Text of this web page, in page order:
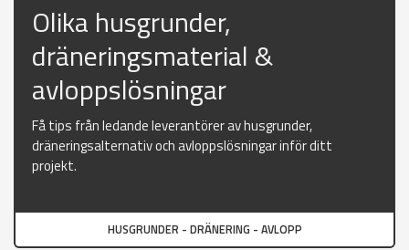
Olika husgrunder,
dräneringsmaterial &
avloppslösningar
Få tips från ledande leverantörer av husgrunder,
dräneringsalternativ och avloppslösningar inför ditt
projekt.
HUSGRUNDER - DRÄNERING - AVLOPP